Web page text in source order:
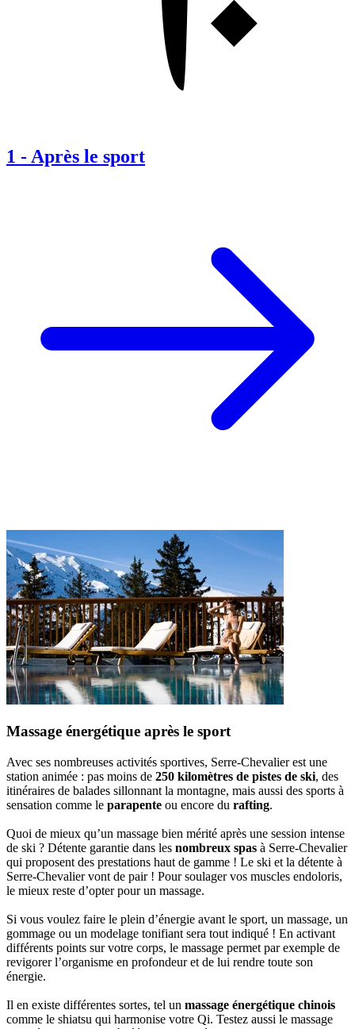
1 - Après le sport
Massage énergétique après le sport
Avec ses nombreuses activités sportives, Serre-Chevalier est une
station animée : pas moins de 250 kilomètres de pistes de ski, des
itinéraires de balades sillonnant la montagne, mais aussi des sports à
sensation comme le parapente ou encore du rafting.
Quoi de mieux qu’un massage bien mérité après une session intense
de ski ? Détente garantie dans les nombreux spas à Serre-Chevalier
qui proposent des prestations haut de gamme ! Le ski et la détente à
Serre-Chevalier vont de pair ! Pour soulager vos muscles endoloris,
le mieux reste d’opter pour un massage.
Si vous voulez faire le plein d’énergie avant le sport, un massage, un
gommage ou un modelage tonifiant sera tout indiqué ! En activant
différents points sur votre corps, le massage permet par exemple de
revigorer l’organisme en profondeur et de lui rendre toute son
énergie.
Il en existe différentes sortes, tel un massage énergétique chinois
comme le shiatsu qui harmonise votre Qi. Testez aussi le massage